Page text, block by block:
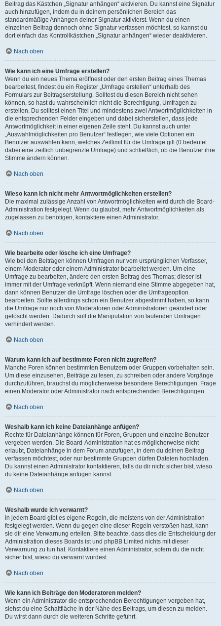
Beitrag das Kästchen „Signatur anhängen“ aktivieren. Du kannst eine Signatur
auch hinzufügen, indem du in deinem persönlichen Bereich das
standardmäßige Anhängen deiner Signatur aktivierst. Wenn du einen
einzelnen Beitrag dennoch ohne Signatur verfassen möchtest, so kannst du
dort einfach das Kontrollkästchen „Signatur anhängen“ wieder deaktivieren.
Nach oben
Wie kann ich eine Umfrage erstellen?
Wenn du ein neues Thema eröffnest oder den ersten Beitrag eines Themas
bearbeitest, findest du ein Register „Umfrage erstellen“ unterhalb des
Formulars zur Beitragserstellung. Solltest du diesen Bereich nicht sehen
können, so hast du wahrscheinlich nicht die Berechtigung, Umfragen zu
erstellen. Du solltest einen Titel und mindestens zwei Antwortmöglichkeiten in
die entsprechenden Felder eingeben und dabei sicherstellen, dass jede
Antwortmöglichkeit in einer eigenen Zeile steht. Du kannst auch unter
„Auswahlmöglichkeiten pro Benutzer“ festlegen, wie viele Optionen ein
Benutzer auswählen kann, welches Zeitlimit für die Umfrage gilt (0 bedeutet
dabei eine zeitlich unbegrenzte Umfrage) und schließlich, ob die Benutzer ihre
Stimme ändern können.
Nach oben
Wieso kann ich nicht mehr Antwortmöglichkeiten erstellen?
Die maximal zulässige Anzahl von Antwortmöglichkeiten wird durch die Board-
Administration festgelegt. Wenn du glaubst, mehr Antwortmöglichkeiten als
zugelassen zu benötigen, kontaktiere einen Administrator.
Nach oben
Wie bearbeite oder lösche ich eine Umfrage?
Wie bei den Beiträgen können Umfragen nur vom ursprünglichen Verfasser,
einem Moderator oder einem Administrator bearbeitet werden. Um eine
Umfrage zu bearbeiten, ändere den ersten Beitrag des Themas; dieser ist
immer mit der Umfrage verknüpft. Wenn niemand eine Stimme abgegeben hat,
dann können Benutzer die Umfrage löschen oder die Umfrageoption
bearbeiten. Sollte allerdings schon ein Benutzer abgestimmt haben, so kann
die Umfrage nur noch von Moderatoren oder Administratoren geändert oder
gelöscht werden. Dadurch soll die Manipulation von laufenden Umfragen
verhindert werden.
Nach oben
Warum kann ich auf bestimmte Foren nicht zugreifen?
Manche Foren können bestimmten Benutzern oder Gruppen vorbehalten sein.
Um diese einzusehen, Beiträge zu lesen, zu schreiben oder andere Vorgänge
durchzuführen, brauchst du möglicherweise besondere Berechtigungen. Frage
einen Moderator oder Administrator nach entsprechenden Berechtigungen.
Nach oben
Weshalb kann ich keine Dateianhänge anfügen?
Rechte für Dateianhänge können für Foren, Gruppen und einzelne Benutzer
vergeben werden. Die Board-Administration hat es möglicherweise nicht
erlaubt, Dateianhänge in dem Forum anzufügen, in dem du deinen Beitrag
verfassen möchtest, oder nur bestimmte Gruppen dürfen Dateien hochladen.
Du kannst einen Administrator kontaktieren, falls du dir nicht sicher bist, wieso
du keine Dateianhänge anfügen kannst.
Nach oben
Weshalb wurde ich verwarnt?
In jedem Board gibt es eigene Regeln, die meistens von der Administration
festgelegt werden. Wenn du gegen eine dieser Regeln verstoßen hast, kann
sie dir eine Verwarnung erteilen. Bitte beachte, dass dies die Entscheidung der
Administration dieses Boards ist und phpBB Limited nichts mit dieser
Verwarnung zu tun hat. Kontaktiere einen Administrator, sofern du die nicht
sicher bist, wieso du verwarnt wurdest.
Nach oben
Wie kann ich Beiträge den Moderatoren melden?
Wenn ein Administrator die entsprechenden Berechtigungen vergeben hat,
siehst du eine Schaltfläche in der Nähe des Beitrags, um diesen zu melden.
Du wirst dann durch die weiteren Schritte geführt.